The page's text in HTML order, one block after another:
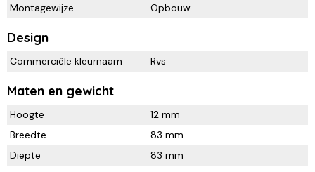
Montagewijze Opbouw
Design
Commerciële kleurnaam Rvs
Maten en gewicht
Hoogte
12 mm
Breedte
83 mm
Diepte
83 mm